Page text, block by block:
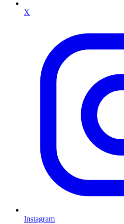
X
Instagram